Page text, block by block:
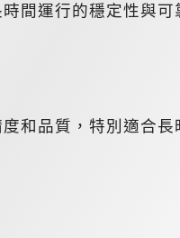
間運行的穩定性與可
和品質，特別適合長